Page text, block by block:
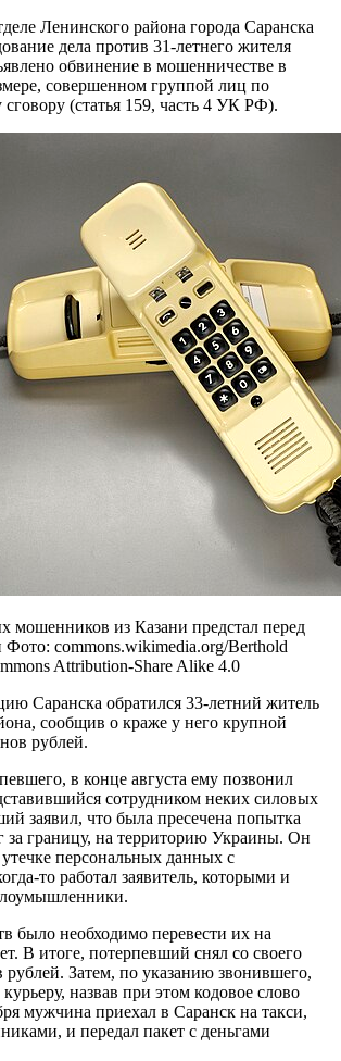
Ленинского района города Саранска
дела против 31-летнего жителя
обвинение в мошенничестве в
совершенном группой лиц по
сговору (статья 159, часть 4 УК РФ).
мошенников из Казани предстал перед
commons.wikimedia.org/Berthold
Attribution-Share Alike 4.0
Саранска обратился 33-летний житель
сообщив о краже у него крупной
рублей.
в конце августа ему позвонил
сотрудником неких силовых
заявил, что была пресечена попытка
за границу, на территорию Украины. Он
персональных данных с
то работал заявитель, которыми и
было необходимо перевести их на
В итоге, потерпевший снял со своего
рублей. Затем, по указанию звонившего,
назвав при этом кодовое слово
мужчина приехал в Саранск на такси,
и передал пакет с деньгами